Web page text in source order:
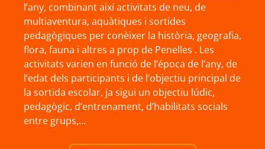
l’any, combinant així activitats de neu, de
multiaventura, aquàtiques i sortides
pedagògiques per conèixer la història, geografia,
flora, fauna i altres a prop de Penelles . Les
activitats varien en funció de l’época de l’any, de
l’edat dels participants i de l’objectiu principal de
la sortida escolar, ja sigui un objectiu lúdic,
pedagògic, d’entrenament, d’habilitats socials
entre grups,…